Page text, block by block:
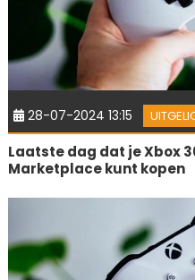
28-07-2024 13:15
Laatste dag dat je Xbox
Marketplace kunt kopen